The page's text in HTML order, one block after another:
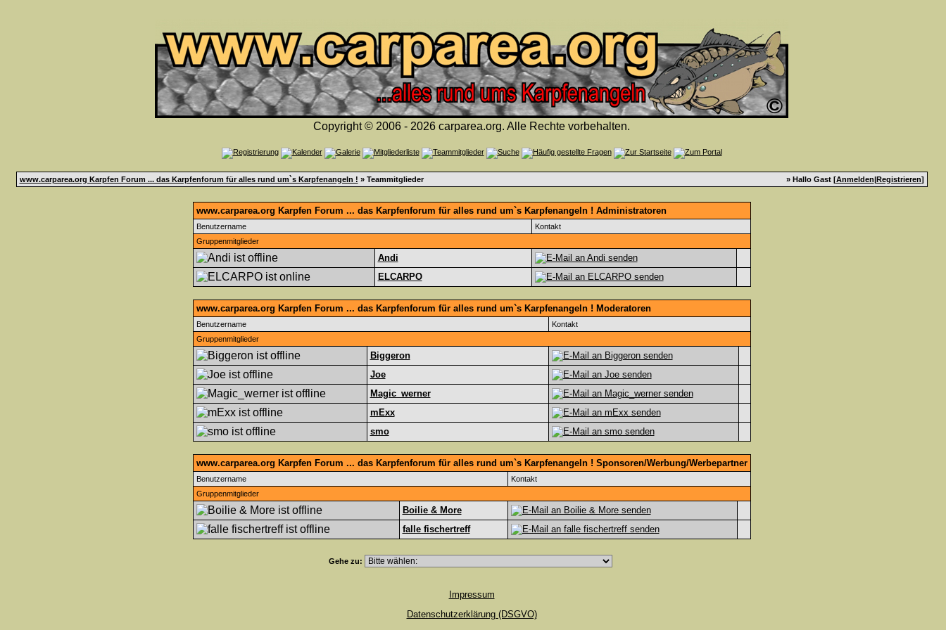
Copyright © 2006 - 2026 carparea.org. Alle Rechte vorbehalten.
www.carparea.org Karpfen Forum ... das Karpfenforum für alles rund um`s Karpfenangeln ! » Teammitglieder » Hallo Gast [Anmelden|Registrieren]
www.carparea.org Karpfen Forum ... das Karpfenforum für alles rund um`s Karpfenangeln ! Administratoren
Benutzername
Kontakt
Gruppenmitglieder
Andi
ELCARPO
www.carparea.org Karpfen Forum ... das Karpfenforum für alles rund um`s Karpfenangeln ! Moderatoren
Benutzername
Kontakt
Gruppenmitglieder
Biggeron
Joe
Magic_werner
mExx
smo
www.carparea.org Karpfen Forum ... das Karpfenforum für alles rund um`s Karpfenangeln ! Sponsoren/Werbung/Werbepartner
Benutzername
Kontakt
Gruppenmitglieder
Boilie & More
falle fischertreff
Gehe zu:
Impressum
Datenschutzerklärung (DSGVO)